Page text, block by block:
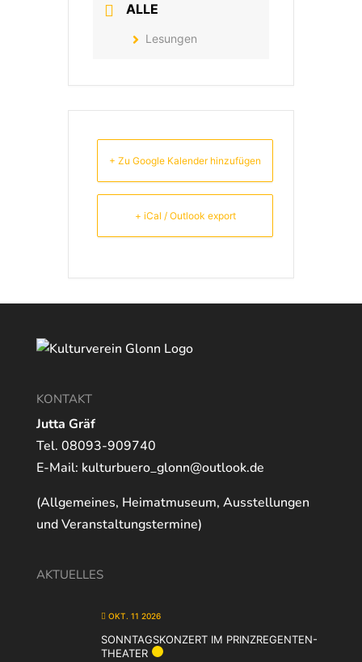
ALLE
Lesungen
+ Zu Google Kalender hinzufügen
+ iCal / Outlook export
KONTAKT
Jutta Gräf
Tel. 08093-909740
E-Mail: kulturbuero_glonn@outlook.de
(Allgemeines, Heimatmuseum, Ausstellungen
und Veranstaltungstermine)
AKTUELLES
OKT. 11 2026
SONNTAGSKONZERT IM PRINZREGENTEN-
THEATER